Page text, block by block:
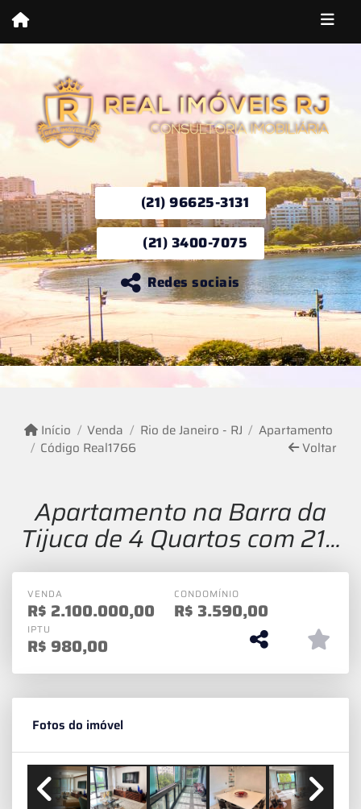
(21) 96625-3131
(21) 3400-7075
Redes sociais
Início Venda Rio de Janeiro - RJ
Apartamento
Código Real1766
Voltar
Apartamento na Barra da
Tijuca de 4 Quartos com 215
m²
VENDA
R$ 2.100.000,00
CONDOMÍNIO
R$ 3.590,00
IPTU
R$ 980,00
Fotos do imóvel